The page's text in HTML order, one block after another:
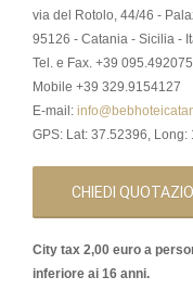
via del Rotolo, 44/46 -
95126 - Catania - Sicilia -
Tel. e Fax. +39 095.492075
Mobile +39 329.9154127
E-mail:
GPS: Lat: 37.52396, Long:
CHIEDI
City tax 2,00 euro a
inferiore ai 16 anni.